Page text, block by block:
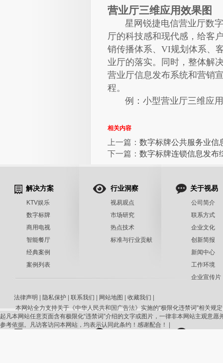
营业厅三维应用效果图
星网锐捷电信营业厅数字
厅的科技感和现代感，给客
销传播体系、VI规划体系、
业厅的落实。同时，整体解
营业厅信息发布系统和营销
程。
例：小型营业厅三维应
相关内容
上一篇： 数字标牌公共服务业信
下一篇： 数字标牌连锁信息发布
解决方案
KTV娱乐
数字标牌
商用电视
智能餐厅
经典案例
案例列表
行业洞察
视易观点
市场研究
热点技术
标准与行业贡献
关于视易
公司简介
联系方式
企业文化
创新简报
新闻中心
工作环境
企业宣传片
法律声明 隐私保护 联系我们 网站地图 收藏我们
本网站全力支持关于《中华人民共和国广告法》实施的“极限化违禁词”相关规
起凡本网站任意页面含有极限化“违禁词”介绍的文字或图片，一律非本网站主观意
参考依据。凡访客访问本网站，均表示认同此条约！感谢配合！